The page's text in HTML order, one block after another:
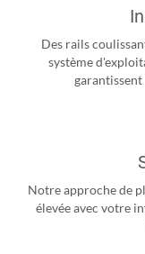
Des rails
système
Notre approche de
élevée avec votre